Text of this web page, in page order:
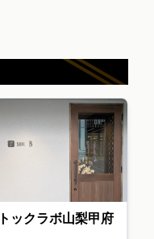
ックラボ山梨甲府